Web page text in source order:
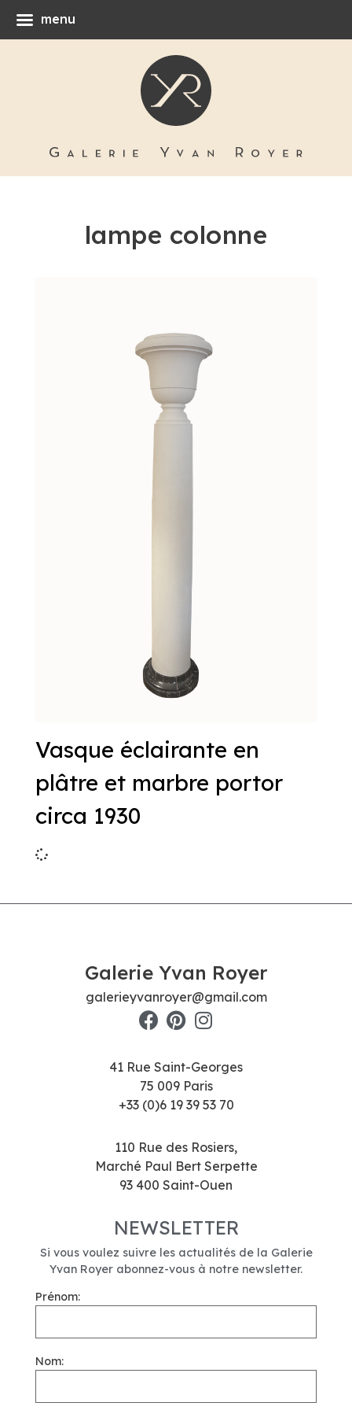
lampe colonne
Vasque éclairante en
plâtre et marbre portor
circa 1930
Galerie Yvan Royer
galerieyvanroyer@gmail.com
41 Rue Saint-Georges
75 009 Paris
+33 (0)6 19 39 53 70
110 Rue des Rosiers,
Marché Paul Bert Serpette
93 400 Saint-Ouen
NEWSLETTER
Si vous voulez suivre les actualités de la Galerie
Yvan Royer abonnez-vous à notre newsletter.
Prénom:
Nom:
menu